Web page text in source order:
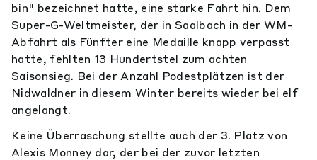
bin" bezeichnet hatte, eine starke Fahrt hin. Dem
Super-G-Weltmeister, der in Saalbach in der WM-
Abfahrt als Fünfter eine Medaille knapp verpasst
hatte, fehlten 13 Hundertstel zum achten
Saisonsieg. Bei der Anzahl Podestplätzen ist der
Nidwaldner in diesem Winter bereits wieder bei elf
angelangt.
Keine Überraschung stellte auch der 3. Platz von
Alexis Monney dar, der bei der zuvor letzten